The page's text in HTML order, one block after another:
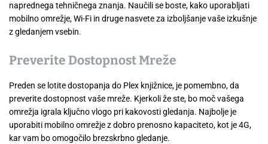
naprednega tehničnega znanja. Naučili se boste, kako uporabljati
mobilno omrežje, Wi-Fi in druge nasvete za izboljšanje vaše izkušnje
z gledanjem vsebin.
Preverite Dostopnost Mreže
Preden se lotite dostopanja do Plex knjižnice, je pomembno, da
preverite dostopnost vaše mreže. Kjerkoli že ste, bo moč vašega
omrežja igrala ključno vlogo pri kakovosti gledanja. Najbolje je
uporabiti mobilno omrežje z dobro prenosno kapaciteto, kot je 4G,
kar vam bo omogočilo brezskrbno gledanje.